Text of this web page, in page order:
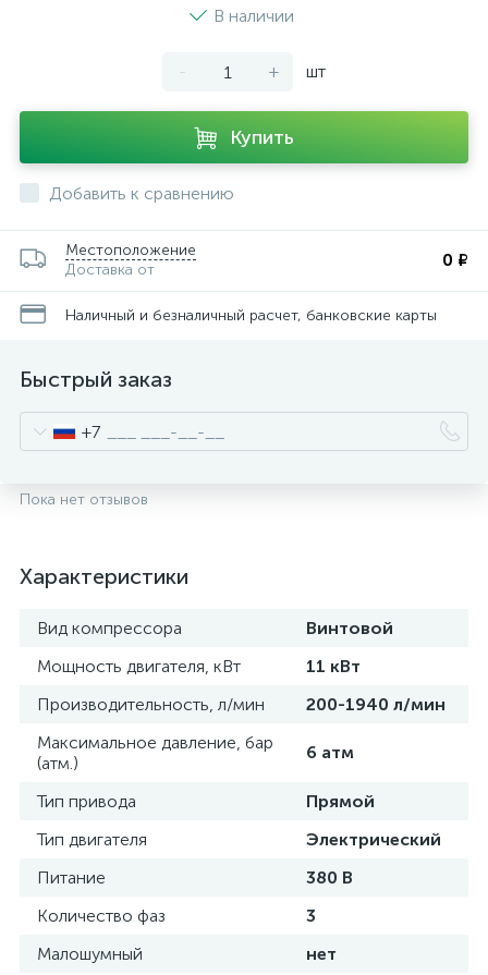
В наличии
- + шт
Купить
Добавить к сравнению
Местоположение
Доставка от
0 ₽
Наличный и безналичный расчет, банковские карты
Быстрый заказ
+7
Пока нет отзывов
Характеристики
Вид компрессора
Винтовой
Мощность двигателя, кВт
11 кВт
Производительность, л/мин
200-1940 л/мин
Максимальное давление, бар
(атм.)
6 атм
Тип привода
Прямой
Тип двигателя
Электрический
Питание
380 В
Количество фаз
3
Малошумный
нет